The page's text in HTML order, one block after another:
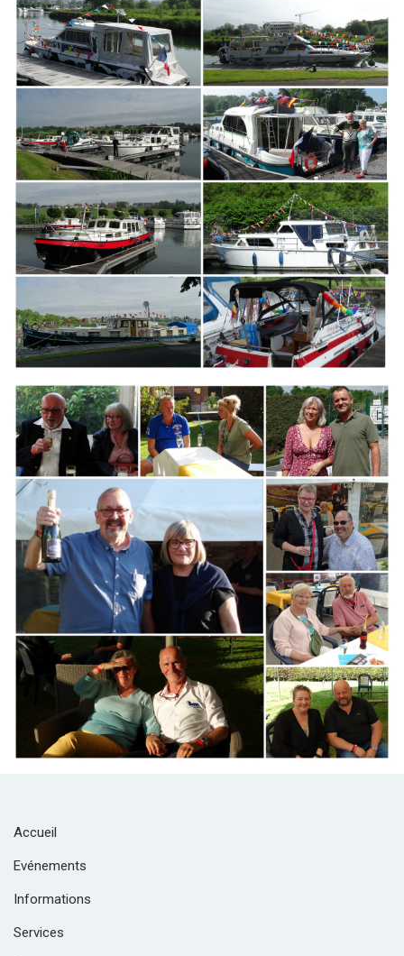
ARMCHAIR
Branding
ARMCHAIR
Accueil
Evénements
Informations
Services